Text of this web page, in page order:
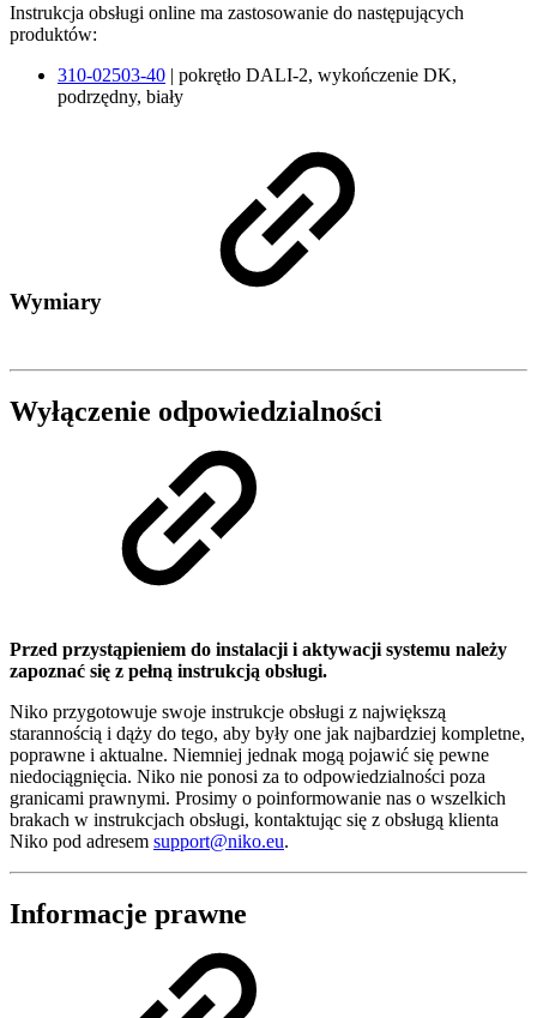
Instrukcja obsługi online ma zastosowanie do następujących
produktów:
310-02503-40 | pokrętło DALI-2, wykończenie DK,
podrzędny, biały
Wymiary
Wyłączenie odpowiedzialności
Przed przystąpieniem do instalacji i aktywacji systemu należy
zapoznać się z pełną instrukcją obsługi.
Niko przygotowuje swoje instrukcje obsługi z największą
starannością i dąży do tego, aby były one jak najbardziej kompletne,
poprawne i aktualne. Niemniej jednak mogą pojawić się pewne
niedociągnięcia. Niko nie ponosi za to odpowiedzialności poza
granicami prawnymi. Prosimy o poinformowanie nas o wszelkich
brakach w instrukcjach obsługi, kontaktując się z obsługą klienta
Niko pod adresem support@niko.eu.
Informacje prawne